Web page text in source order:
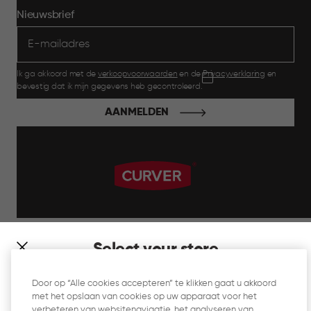
Select your store
which store would you like to shop?
Nieuwsbrief
Ik ga akkoord met de verkoopvoorwaarden en dePrivacyverklaring en
bevestig dat ik mijn gegevens heb gecontroleerd.
AANMELDEN
Website Gebruiksvoorwaarden
Door op “Alle cookies accepteren” te klikken gaat u akkoord
met het opslaan van cookies op uw apparaat voor het